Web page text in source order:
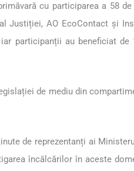
cu participarea a 58
Justiției, AO EcoContact și
participanții au beneficiat de
de mediu din
de reprezentanți ai
încălcărilor în aceste